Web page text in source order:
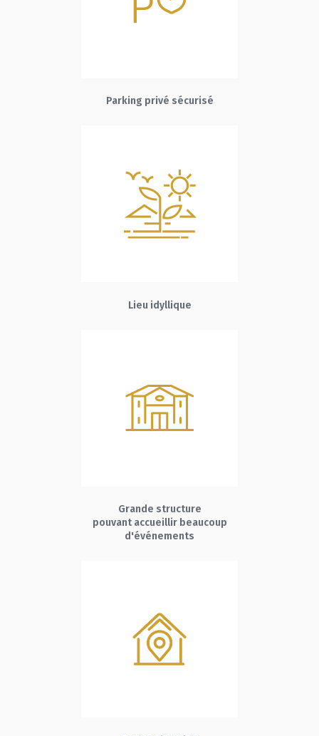
Parking privé sécurisé
Lieu idyllique
Grande structure
pouvant accueillir beaucoup
d'événements